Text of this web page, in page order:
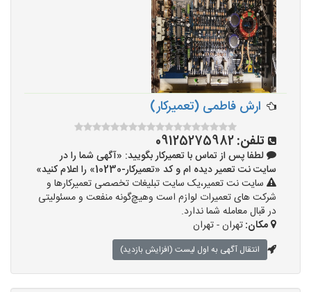
ارش فاطمی (تعمیرکار)
تلفن:09125275982
لطفا پس از تماس با تعمیرکار بگویید: «آگهی شما را در
سایت نت تعمیر دیده ام و کد «تعمیرکار-10230» را اعلام کنید»
سایت نت تعمیر،یک سایت تبلیغات تخصصی تعمیرکارها و
شرکت های تعمیرات لوازم است وهیچ‌گونه منفعت و مسئولیتی
در قبال معامله شما ندارد.
مکان:تهران - تهران
انتقال آگهی به اول لیست (افزایش بازدید)